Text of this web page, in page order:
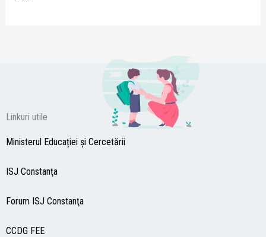
Linkuri utile
Ministerul Educației și Cercetării
ISJ Constanţa
Forum ISJ Constanţa
CCDG FEE